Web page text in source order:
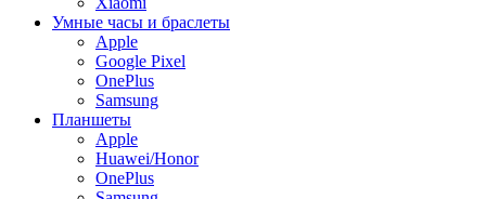
Умные часы и браслеты
Apple
Google Pixel
OnePlus
Samsung
Планшеты
Apple
Huawei/Honor
OnePlus